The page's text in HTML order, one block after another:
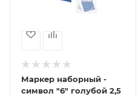
Маркер наборный -
символ "6" голубой 2,5